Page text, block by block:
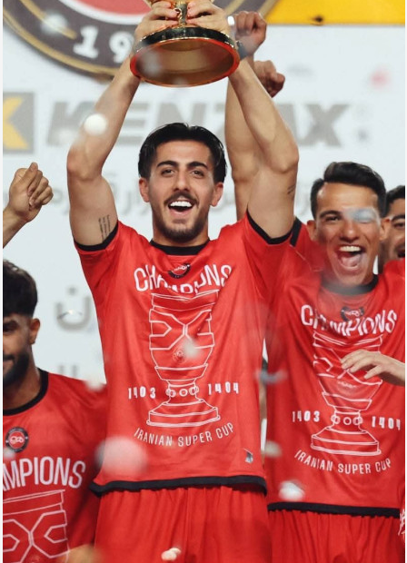
Eksklüziv
Reytinq
Döyüş
Taekvondo
Boks
Kikboks
Tayboks
Karate
Seçilmişlər
Video
Foto
Digər
Maqazin
Dünya Kuboku - 2018
İslamiada-2017
Formula-1
Su İdman növləri
Tokio-2020
Layihə
Qış Olimpiya